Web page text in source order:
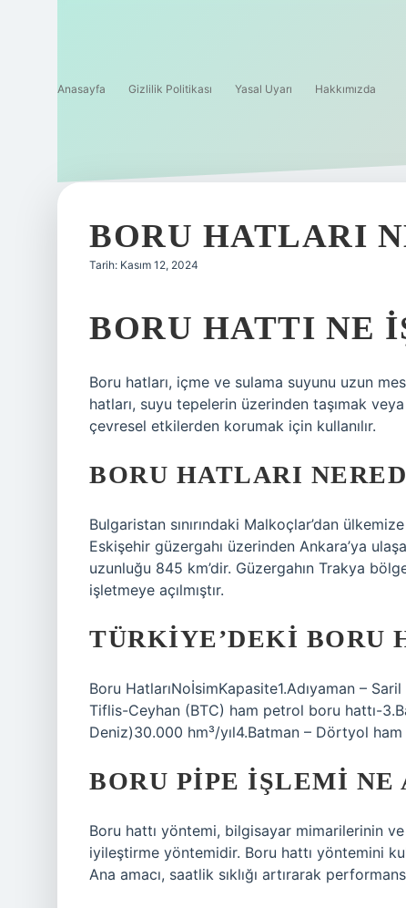
Anasayfa Gizlilik Politikası Yasal Uyarı Hakkımızda
BORU HATLARI
Tarih: Kasım 12, 2024
BORU HATTI NE
Boru hatları, içme ve sulama suyunu uzun
hatları, suyu tepelerin üzerinden taşımak
çevresel etkilerden korumak için kullanılır.
BORU HATLARI
Bulgaristan sınırındaki Malkoçlar’dan
Eskişehir güzergahı üzerinden Ankara’ya
uzunluğu 845 km’dir. Güzergahın Trakya
işletmeye açılmıştır.
TÜRKIYE’DEKI BORU
Boru HatlarıNoİsimKapasite1.Adıyaman –
Tiflis-Ceyhan (BTC) ham petrol boru hattı-
Deniz)30.000 hm³/yıl4.Batman – Dörtyol
BORU PIPE IŞLEMI
Boru hattı yöntemi, bilgisayar mimarilerinin
iyileştirme yöntemidir. Boru hattı yöntemini
Ana amacı, saatlik sıklığı artırarak